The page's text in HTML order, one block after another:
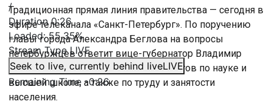
/
Duration0:26
Loaded:55.35%
Stream TypeLIVE
Seek to live, currently behind liveLIVE
Remaining Time-0:26
Традиционная прямая линия правительства — сегодня в
эфире телеканала «Санкт-Петербург». По поручению
главы города Александра Беглова на вопросы
петербуржцев ответит вице-губернатор Владимир
Княгинин. Он курирует работу Комитетов по науке и
высшей школе, а также по труду и занятости
населения.